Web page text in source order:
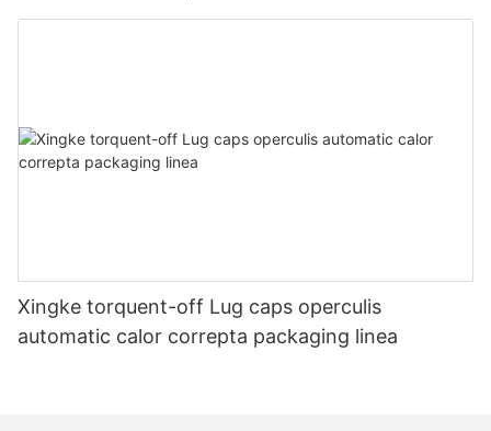
Xingke torquent-off Lug caps operculis
automatic calor correpta packaging linea